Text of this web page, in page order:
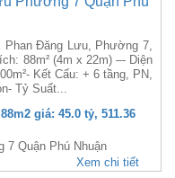
Phường 7 Quận Phú
88m² (4m x 22m) –- Diện
Kết Cấu: + 6 tầng, PN,
Tỷ Suất...
giá: 45.0 tỷ, 511.36